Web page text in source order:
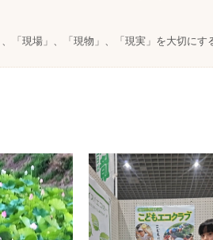
「現場」、「現物」、「現実」を大切にす